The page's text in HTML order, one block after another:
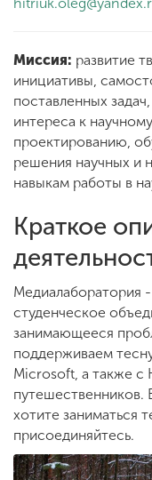
Студенческая
Сведения
Приемная
комиссия
+7 (831) 262-
Миссия: развитие
инициативы,
поставленных
интереса к
проектированию,
решения научных и
навыкам работы в
Краткое
Медиалаборатория
студенческое
занимающееся
поддерживаем
Microsoft, а также
путешественников.
хотите заниматься
присоединяйтесь.